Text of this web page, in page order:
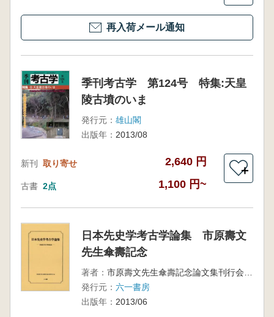
再入荷メール通知
季刊考古学 第124号 特集:天皇
陵古墳のいま
発行元： 雄山閣
出版年： 2013/08
新刊 取り寄せ 2,640 円
古書 2点 1,100 円~
＋
日本先史学考古学論集 市原壽文
先生傘壽記念
著者：
発行元： 六一書房
出版年： 2013/06